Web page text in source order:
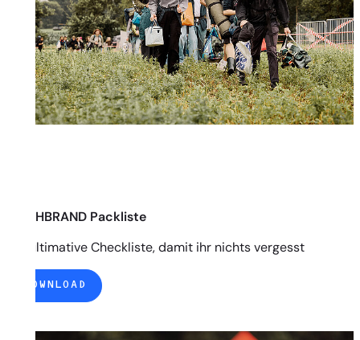
DEICHBRAND Packliste
Die ultimative Checkliste, damit ihr nichts vergesst
DOWNLOAD